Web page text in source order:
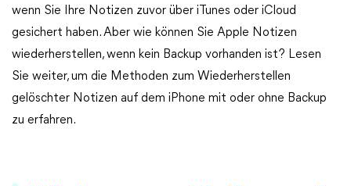
wenn Sie Ihre Notizen zuvor über iTunes oder iCloud
gesichert haben. Aber wie können Sie Apple Notizen
wiederherstellen, wenn kein Backup vorhanden ist? Lesen
Sie weiter, um die Methoden zum Wiederherstellen
gelöschter Notizen auf dem iPhone mit oder ohne Backup
zu erfahren.